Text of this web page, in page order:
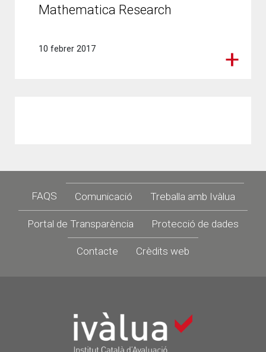
Mathematica Research
10 febrer 2017
Footer
FAQS Comunicació Treballa amb Ivàlua
Portal de Transparència Protecció de dades
Contacte Crèdits web